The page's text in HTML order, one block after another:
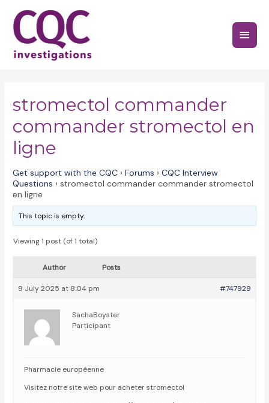
content
Main
stromectol commander
commander stromectol en
ligne
Get support with the CQC › Forums › CQC Interview
Questions › stromectol commander commander stromectol
en ligne
This topic is empty.
Viewing 1 post (of 1 total)
Author Posts
9 July 2025 at 8:04 pm #747929
SachaBoyster
Participant
Pharmacie européenne
Visitez notre site web pour acheter stromectol